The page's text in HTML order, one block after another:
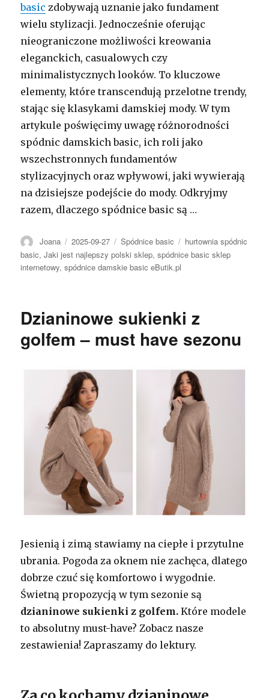
basic zdobywają uznanie jako fundament
wielu stylizacji. Jednocześnie oferując
nieograniczone możliwości kreowania
eleganckich, casualowych czy
minimalistycznych looków. To kluczowe
elementy, które transcendują przelotne trendy,
stając się klasykami damskiej mody. W tym
artykule poświęcimy uwagę różnorodności
spódnic damskich basic, ich roli jako
wszechstronnych fundamentów
stylizacyjnych oraz wpływowi, jaki wywierają
na dzisiejsze podejście do mody. Odkryjmy
razem, dlaczego spódnice basic są …
Autor
Joana Opublikowano
2025-09-27 Kategorie
Spódnice basic Tagi
hurtownia spódnic
basic,Jaki jest najlepszy polski sklep,spódnice basic sklep
internetowy,spódnice damskie basic eButik.pl
Dzianinowe sukienki z
golfem – must have sezonu
Jesienią i zimą stawiamy na ciepłe i przytulne
ubrania. Pogoda za oknem nie zachęca, dlatego
dobrze czuć się komfortowo i wygodnie.
Świetną propozycją w tym sezonie są
dzianinowe sukienki z golfem.Które modele
to absolutny must-have? Zobacz nasze
zestawienia! Zapraszamy do lektury.